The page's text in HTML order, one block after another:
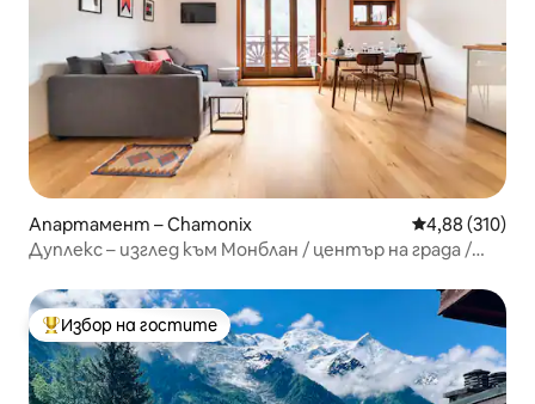
Апартамент – Chamonix Средна
4,88 (310)
Дуплекс – изглед към Монблан / център на града /
Най-популярен избор на гостите
Избор на гостите